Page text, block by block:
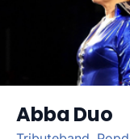
Abba Duo